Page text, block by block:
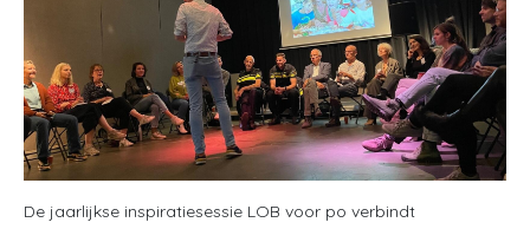
De jaarlijkse inspiratiesessie LOB voor po verbindt